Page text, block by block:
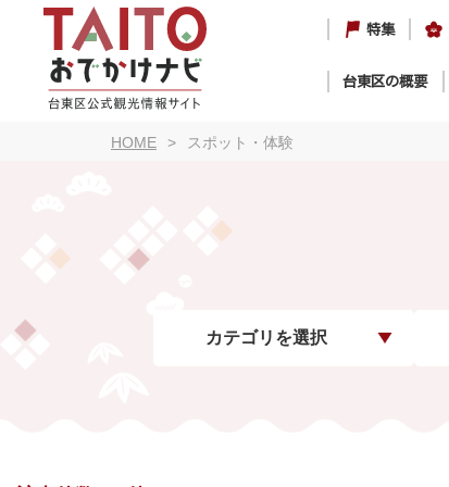
特集
台東区の概要
HOME スポット・体験
カテゴリを選択